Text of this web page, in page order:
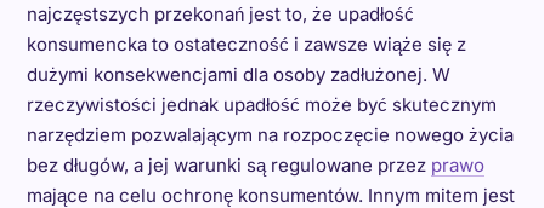
najczęstszych przekonań jest to, że upadłość
konsumencka to ostateczność i zawsze wiąże się z
dużymi konsekwencjami dla osoby zadłużonej. W
rzeczywistości jednak upadłość może być skutecznym
narzędziem pozwalającym na rozpoczęcie nowego życia
bez długów, a jej warunki są regulowane przez prawo
mające na celu ochronę konsumentów. Innym mitem jest